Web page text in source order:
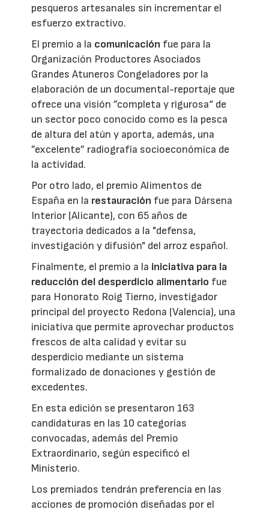
pesqueros artesanales sin incrementar el
esfuerzo extractivo.
El premio a la comunicación fue para la
Organización Productores Asociados
Grandes Atuneros Congeladores por la
elaboración de un documental-reportaje que
ofrece una visión ”completa y rigurosa“ de
un sector poco conocido como es la pesca
de altura del atún y aporta, además, una
”excelente” radiografía socioeconómica de
la actividad.
Por otro lado, el premio Alimentos de
España en la restauración fue para Dársena
Interior (Alicante), con 65 años de
trayectoria dedicados a la "defensa,
investigación y difusión" del arroz español.
Finalmente, el premio a la iniciativa para la
reducción del desperdicio alimentario fue
para Honorato Roig Tierno, investigador
principal del proyecto Redona (Valencia), una
iniciativa que permite aprovechar productos
frescos de alta calidad y evitar su
desperdicio mediante un sistema
formalizado de donaciones y gestión de
excedentes.
En esta edición se presentaron 163
candidaturas en las 10 categorías
convocadas, además del Premio
Extraordinario, según especificó el
Ministerio.
Los premiados tendrán preferencia en las
acciones de promoción diseñadas por el